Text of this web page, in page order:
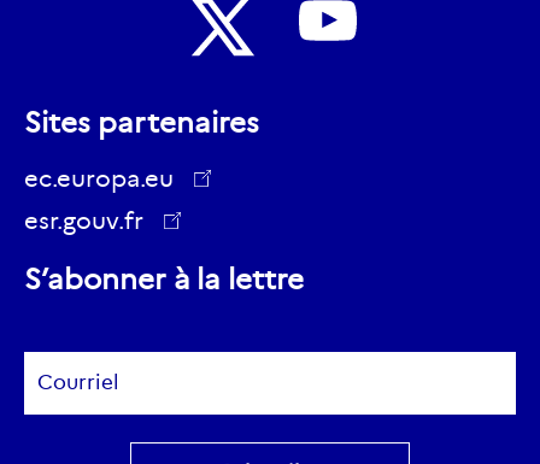
suivre
sur
Sites partenaires
ec.europa.eu
esr.gouv.fr
ec.europa.eu
S’abonner à la lettre